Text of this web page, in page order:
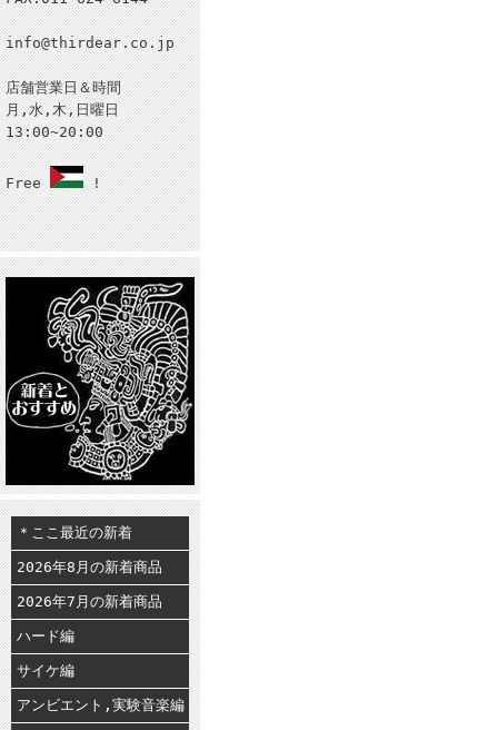
info@thirdear.co.jp
店舗営業日＆時間
月,水,木,日曜日
13:00~20:00
Free !
＊ここ最近の新着
2026年8月の新着商品
2026年7月の新着商品
ハード編
サイケ編
アンビエント,実験音楽編